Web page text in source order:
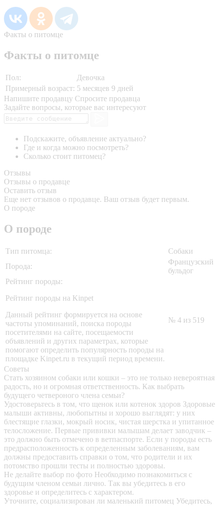
Факты о питомце
Факты о питомце
Пол:
Девочка
Примерный возраст: 5 месяцев 9 дней
Напишите продавцу Спросите продавца
Задайте вопросы, которые вас интересуют
Подскажите, объявление актуально?
Где и когда можно посмотреть?
Сколько стоит питомец?
Отзывы
Отзывы о продавце
Оставить отзыв
Еще нет отзывов о продавце. Ваш отзыв будет первым.
О породе
О породе
Тип питомца:
Собаки
Порода:
Французский
бульдог
Рейтинг породы:
Рейтинг породы на Kinpet
Данный рейтинг формируется на основе
частоты упоминаний, поиска породы
посетителями на сайте, посещаемости
объявлений и других параметрах, которые
помогают определить популярность породы на
площадке Kinpet.ru в текущий период времени.
№ 4 из 519
Советы
Стать хозяином собаки или кошки – это не только невероятная
радость, но и огромная ответственность. Как выбрать
будущего четвероного члена семьи?
Удостоверьтесь в том, что щенок или котенок здоров Здоровые
малыши активны, любопытны и хорошо выглядят: у них
блестящие глазки, мокрый носик, чистая шерстка и упитанное
телосложение. Первые прививки малышам делает заводчик –
это должно быть отмечено в ветпаспорте. Если у породы есть
предрасположенность к определенным заболеваниям, вам
должны предоставить справки о том, что родители и их
потомство прошли тесты и полностью здоровы.
Не делайте выбор по фото Необходимо познакомиться с
будущим членом семьи лично. Так вы убедитесь в его
здоровье и определитесь с характером.
Уточните, социализирован ли маленький питомец Убедитесь,